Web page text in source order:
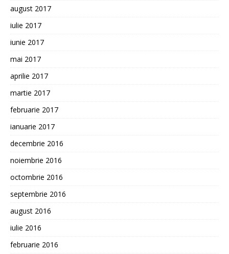
august 2017
iulie 2017
iunie 2017
mai 2017
aprilie 2017
martie 2017
februarie 2017
ianuarie 2017
decembrie 2016
noiembrie 2016
octombrie 2016
septembrie 2016
august 2016
iulie 2016
februarie 2016